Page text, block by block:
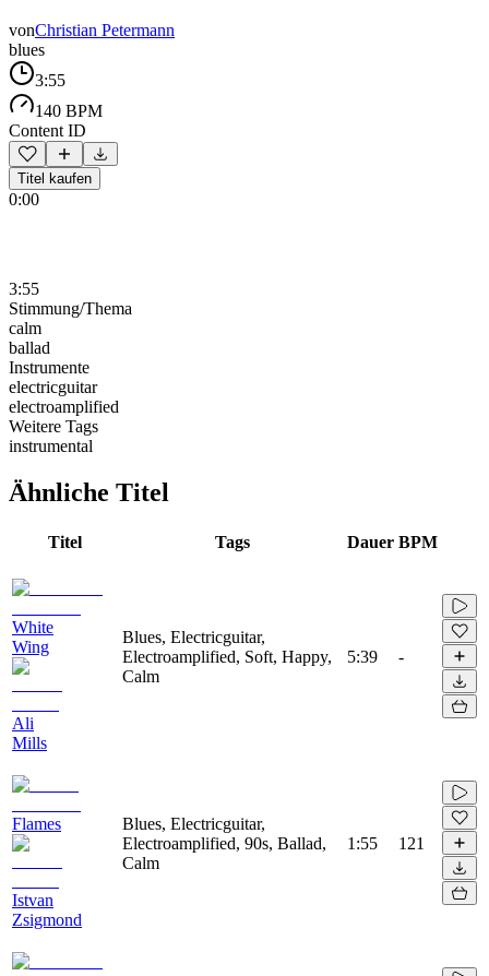
vonChristian Petermann
blues
3:55
140 BPM
Content ID
Titel kaufen
0:00
3:55
Stimmung/Thema
calm
ballad
Instrumente
electricguitar
electroamplified
Weitere Tags
instrumental
Ähnliche Titel
Titel Tags Dauer BPM
White
Wing
Ali
Mills
Blues, Electricguitar,
Electroamplified, Soft, Happy,
Calm
5:39 -
Flames
Istvan
Zsigmond
Blues, Electricguitar,
Electroamplified, 90s, Ballad,
Calm
1:55 121